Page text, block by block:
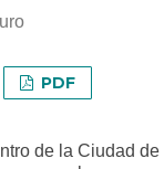
PDF
de la Ciudad